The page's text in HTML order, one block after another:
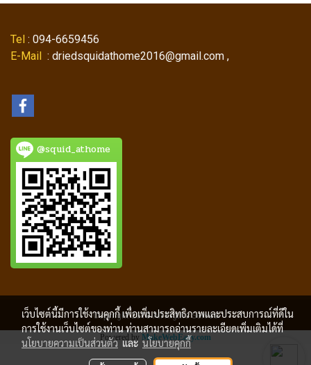
Tel : 094-6659456
E-Mail : driedsquidathome2016@gmail.com ,
@squid_athome
Copyright 2018 All Rigths Served
Powered by MakeWebEasy.com
เว็บไซต์นี้มีการใช้งานคุกกี้ เพื่อเพิ่มประสิทธิภาพและประสบการณ์ที่ดีใน
การใช้งานเว็บไซต์ของท่าน ท่านสามารถอ่านรายละเอียดเพิ่มเติมได้ที่
นโยบายความเป็นส่วนตัวและ นโยบายคุกกี้